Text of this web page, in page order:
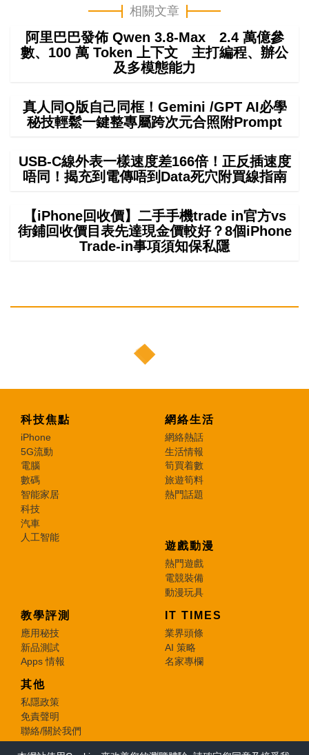
相關文章
阿里巴巴發佈 Qwen 3.8-Max 2.4 萬億參
數、100 萬 Token 上下文 主打編程、辦公
及多模態能力
真人同Q版自己同框！Gemini /GPT AI必學
秘技輕鬆一鍵整專屬跨次元合照附Prompt
USB-C線外表一樣速度差166倍！正反插速度
唔同！揭充到電傳唔到Data死穴附買線指南
【iPhone回收價】二手手機trade in官方vs
街鋪回收價目表先達現金價較好？8個iPhone
Trade-in事項須知保私隱
科技焦點
iPhone
5G流動
電腦
數碼
智能家居
科技
汽車
人工智能
網絡生活
網絡熱話
生活情報
筍買着數
旅遊筍料
熱門話題
遊戲動漫
熱門遊戲
電競裝備
動漫玩具
教學評測
應用秘技
新品測試
Apps 情報
IT TIMES
業界頭條
AI 策略
名家專欄
其他
私隱政策
免責聲明
聯絡/關於我們